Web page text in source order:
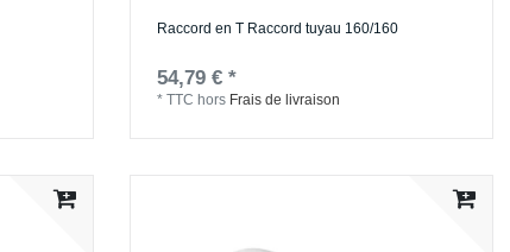
Raccord en T Raccord tuyau 160/160
54,79 € *
*TTC hors Frais de livraison